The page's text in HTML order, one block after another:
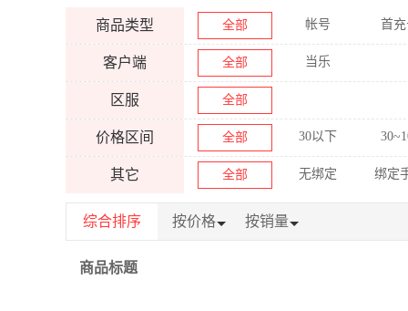
商品类型 全部 帐号 首
客户端 全部 当乐
区服 全部
价格区间 全部 30以下
其它 全部 无绑定 绑定
综合排序 按价格 按销量
商品标题